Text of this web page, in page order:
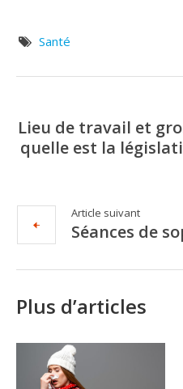
Santé
Lieu de travail et
quelle est la
Article suivant
Séances de
Plus d’articles